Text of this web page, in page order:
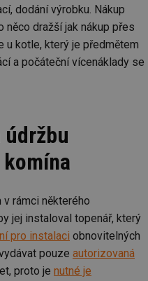
dodání výrobku. Nákup
dražší jak nákup přes
u kotle, který je předmětem
a počáteční vícenáklady se
údržbu
rámci některého
jej instaloval topenář, který
pro instalaci obnovitelných
pouze autorizovaná
proto je nutné je